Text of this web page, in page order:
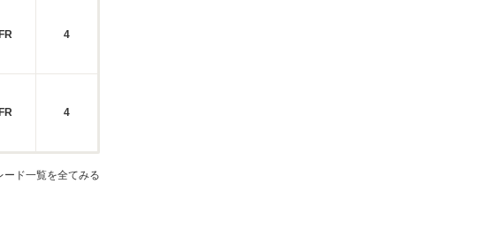
FR 4
FR 4
ード一覧を全てみる